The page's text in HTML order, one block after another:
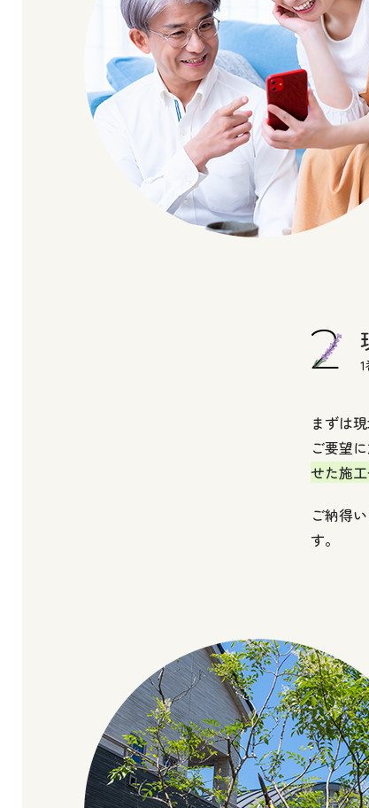
まずは
ご要望
せた施
ご納得
す。